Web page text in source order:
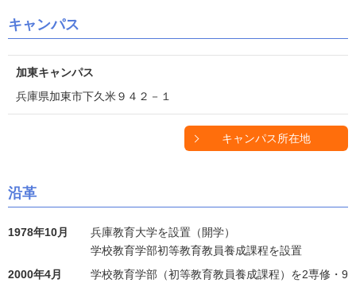
キャンパス
加東キャンパス
兵庫県加東市下久米９４２－１
キャンパス所在地
沿革
1978年10月
兵庫教育大学を設置（開学）
学校教育学部初等教育教員養成課程を設置
2000年4月
学校教育学部（初等教育教員養成課程）を2専修・9